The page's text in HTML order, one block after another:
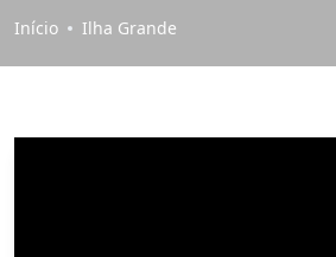
Início Ilha Grande